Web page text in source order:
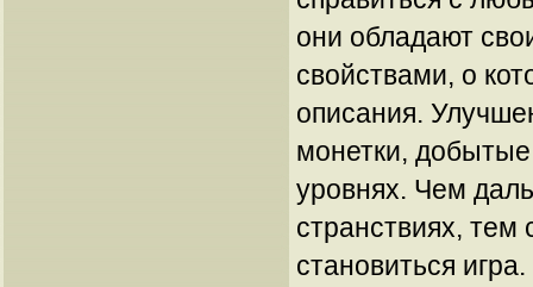
они обладают
свойствами, о
описания.
монетки,
уровнях. Чем
странствиях, тем
становиться